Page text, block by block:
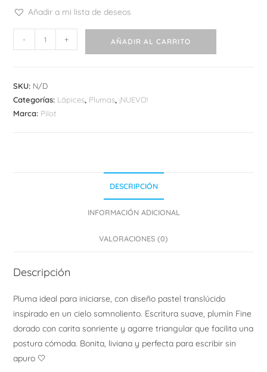
Añadir a mi lista de deseos
Kaküno
cantidad
- + AÑADIR AL CARRITO
SKU: N/D
Categorías: Lápices, Plumas, ¡NUEVO!
Marca: Pilot
DESCRIPCIÓN
INFORMACIÓN ADICIONAL
VALORACIONES (0)
Descripción
Pluma ideal para iniciarse, con diseño pastel translúcido
inspirado en un cielo somnoliento. Escritura suave, plumín Fine
dorado con carita sonriente y agarre triangular que facilita una
postura cómoda. Bonita, liviana y perfecta para escribir sin
apuro 🤍